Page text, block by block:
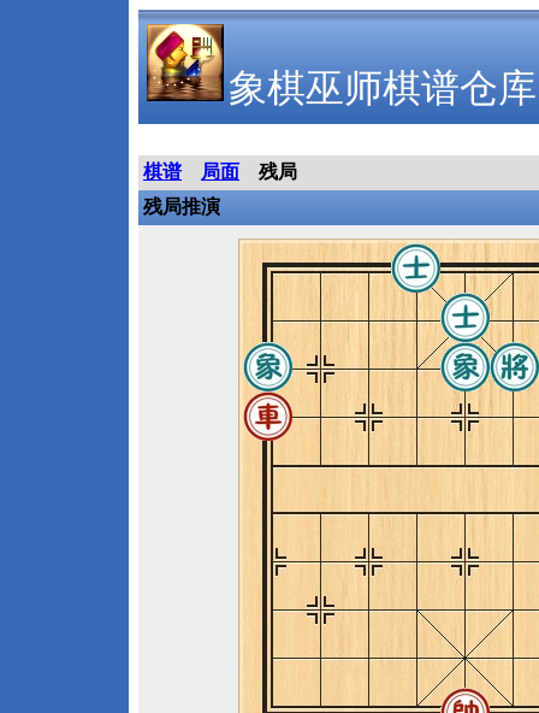
象棋巫师棋谱仓库
棋谱 局面
残局
残局推演